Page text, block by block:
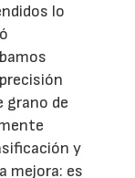
lo
grano de
y
mejora: es